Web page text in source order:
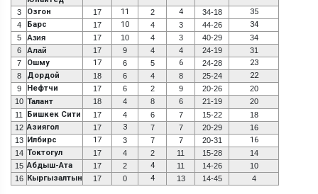
3 Озгон 17 11 2 4 34-18 35
4 Барс 17 10 4 3 44-26 34
5 Азия 17 10 4 3 40-29
34
6
Алай 17 9 4 4 24-19
31
7
Ошму 17 6 5 6 24-28 23
8 Дордой 18 6 4 8 25-24 22
9 Нефтчи 17 6 2 9 20-26
20
10 Талант 18 4 8 6 21-19
20
11
Бишкек Сити 17 4 6 7 15-22
18
12 Азиягол 17 3 7 7 20-29
16
13 Илбирс 17 3 7 7 20-31 16
14 Токтогул 17 4 2 11 15-28
14
15 Абдыш-Ата 17 2 4 11 14-26
10
16 Кыргызалтын 17 0 4 13 14-45 4